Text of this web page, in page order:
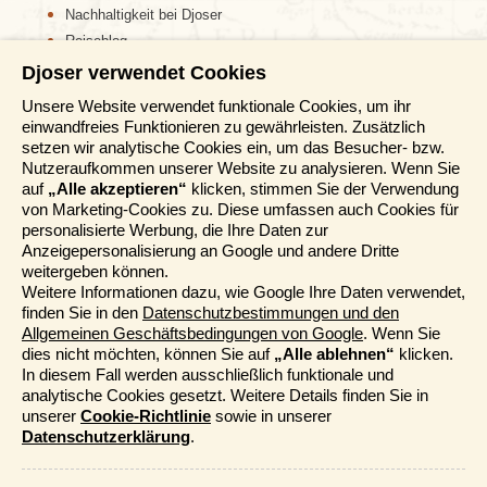
Von Valdez folgen wir demGlennallen Highwaynach
Westen. Unterwegs werden wir auch die bekannte
Alyeska Pipeline sehen.Da es nicht möglich war, die
1300 km lange Pipeline unterirdisch zu verlegen,
entschied man sich, sie einige Meter über dem Boden
zu verlegen, damit die „Tierwelt“ dadurch nicht behindert
wird.
Die Region zwischen
Goldfund im Jahr 1886 einsetzte. Die einfachen
Nachhaltigkeit bei Djoser
Reiseblog
Informationen
Reisemessen
Häufig gestellte Fragen
AGB
Formblatt
Datenschutz
Informationstage
Unser Belgischer Partner
Unser Niederländischer Partner
Sitemap
Cookie-Richtlinie
Mehr entdecken
Djoser verwendet Cookies
Unsere Website verwendet funktionale Cookies, um ihr
einwandfreies Funktionieren zu gewährleisten. Zusätzlich
setzen wir analytische Cookies ein, um das Besucher- bzw.
Nutzeraufkommen unserer Website zu analysieren. Wenn Sie
auf „Alle akzeptieren“ klicken, stimmen Sie der Verwendung
von Marketing-Cookies zu. Diese umfassen auch Cookies für
personalisierte Werbung, die Ihre Daten zur
Anzeigepersonalisierung an Google und andere Dritte
weitergeben können.
Weitere Informationen dazu, wie Google Ihre Daten verwendet,
finden Sie in den Datenschutzbestimmungen und den
Allgemeinen Geschäftsbedingungen von Google. Wenn Sie
dies nicht möchten, können Sie auf „Alle ablehnen“ klicken.
In diesem Fall werden ausschließlich funktionale und
analytische Cookies gesetzt. Weitere Details finden Sie in
unserer Cookie-Richtlinie sowie in unserer
Datenschutzerklärung.